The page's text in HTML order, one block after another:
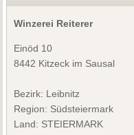
Winzerei Reiterer
Einöd 10
8442 Kitzeck im Sausal
Bezirk: Leibnitz
Region: Südsteiermark
Land: STEIERMARK